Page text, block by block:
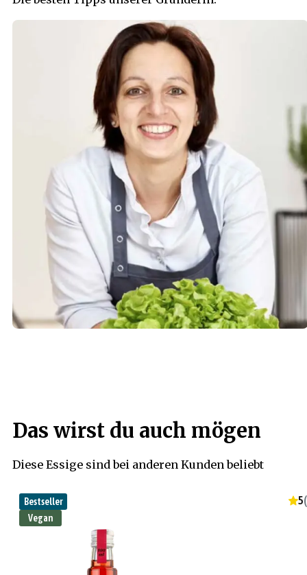
Das wirst du auch mögen
Diese Essige sind bei anderen Kunden beliebt
Bestseller
Vegan
5(